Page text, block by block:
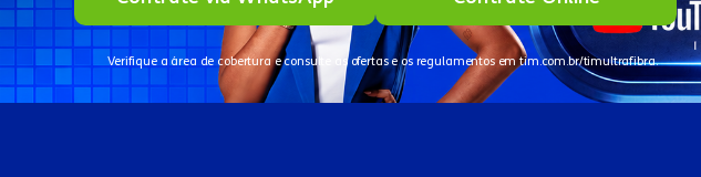
Verifique a área de cobertura e consulte as ofertas e os regulamentos em tim.com.br/timultrafibra.